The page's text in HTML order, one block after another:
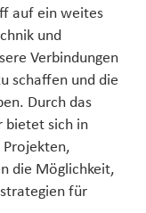
auf ein weites
und
Verbindungen
schaffen und die
Durch das
bietet sich in
die Möglichkeit,
für